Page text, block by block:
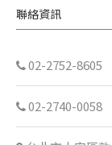
聯絡資訊
02-2752-8605
02-2740-0058